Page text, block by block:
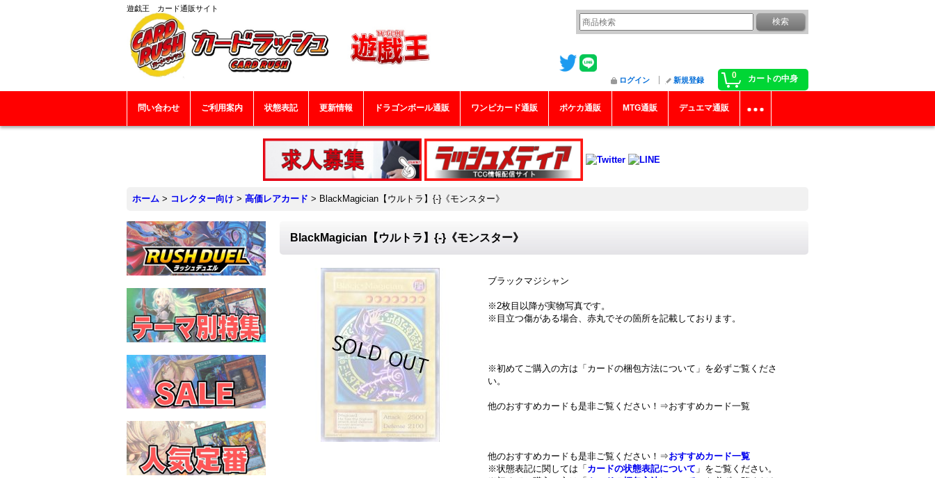
遊戯王 カード通販サイト
0 カートの中身
ログイン 新規登録
問い合わせ ご利用案内 状態表記 更新情報 ドラゴンボール通販 ワンピカード通販 ポケカ通販 MTG通販 デュエマ通販
ホーム > コレクター向け > 高価レアカード > BlackMagician【ウルトラ】{-}《モンスター》
BlackMagician【ウルトラ】{-}《モンスター》
ブラックマジシャン
※2枚目以降が実物写真です。
※目立つ傷がある場合、赤丸でその箇所を記載しております。
※初めてご購入の方は「カードの梱包方法について」を必ずご覧くださ
い。
他のおすすめカードも是非ご覧ください！⇒おすすめカード一覧
他のおすすめカードも是非ご覧ください！⇒おすすめカード一覧
※状態表記に関しては「 カードの状態表記について 」をご覧ください。